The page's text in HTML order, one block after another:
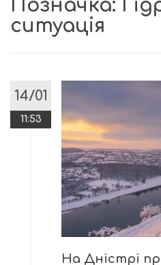
Позначка:
ситуація
14/01
11:53
На Дністрі